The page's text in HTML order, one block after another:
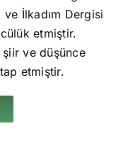
İlkadım Dergisi
etmiştir.
şiir ve düşünce
etmiştir.